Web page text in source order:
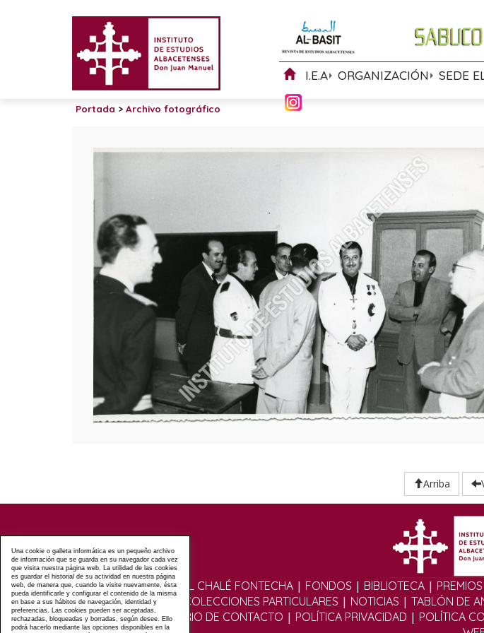
I.E.A ORGANIZACIÓN SEDE
Portada > Archivo fotográfico
Arriba
VISITAS GUIADAS AL CHALÉ FONTECHA| FONDOS | BIBLIOTECA|
FOTOGRÁFICO
COLECCIONES PARTICULARES | NOTICIAS | TABLÓN DE
|FOROS|FORMULARIO DE CONTACTO | POLÍTICA PRIVACIDAD | POLÍTICA
Una cookie o galleta informática es un pequeño archivo
de información que se guarda en su navegador cada vez
que visita nuestra página web. La utilidad de las cookies
es guardar el historial de su actividad en nuestra página
web, de manera que, cuando la visite nuevamente, ésta
pueda identificarle y configurar el contenido de la misma
en base a sus hábitos de navegación, identidad y
preferencias. Las cookies pueden ser aceptadas,
rechazadas, bloqueadas y borradas, según desee. Ello
podrá hacerlo mediante las opciones disponibles en la